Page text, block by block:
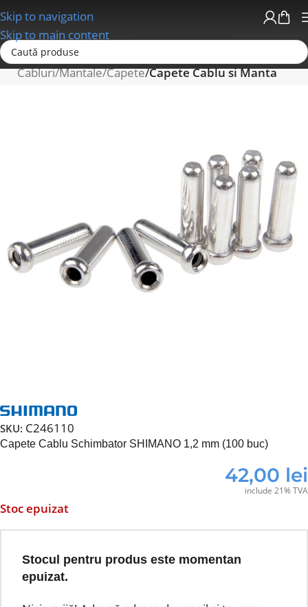
Skip to navigation
Skip to main content
Prima pagină
Cabluri/Mantale/Capete Capete Cablu si Manta
SKU: C246110
Capete Cablu Schimbator SHIMANO 1,2 mm (100 buc)
42,00 lei
include 21% TVA
Stoc epuizat
Stocul pentru produs este momentan
epuizat.